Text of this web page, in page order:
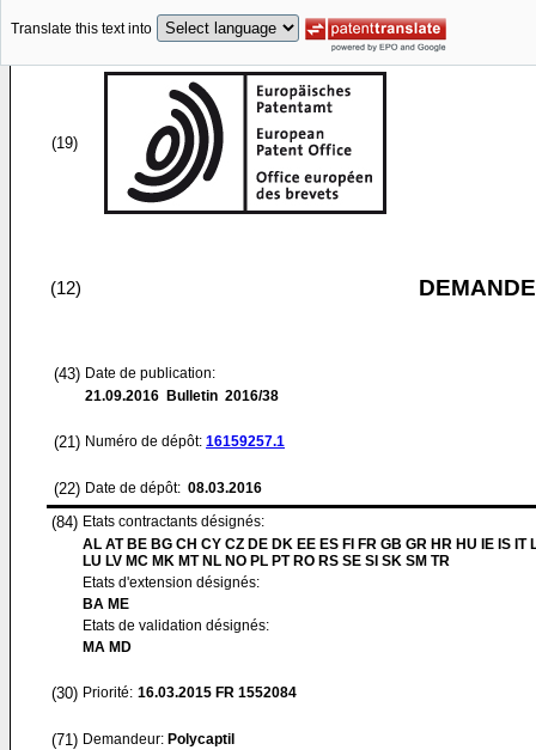
Translate this text into
(19)
(12)
(43) Date de publication:
21.09.2016 Bulletin 2016/38
(21) Numéro de dépôt: 16159257.1
(22) Date de dépôt: 08.03.2016
(84) Etats contractants désignés:
AL AT BE BG CH CY CZ DE DK EE ES FI FR GB GR HR HU IE IS IT
LU LV MC MK MT NL NO PL PT RO RS SE SI SK SM TR
Etats d'extension désignés:
BA ME
Etats de validation désignés:
MA MD
(30) Priorité: 16.03.2015 FR 1552084
(71) Demandeur: Polycaptil